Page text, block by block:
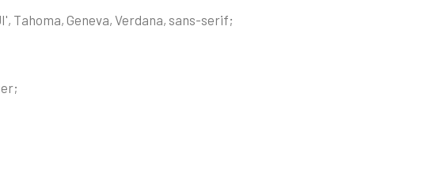
Tahoma, Geneva, Verdana, sans-serif;